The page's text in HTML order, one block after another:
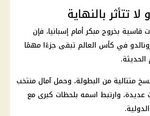
تتأثر بالنهاية
قاسية بخروج مبكر أمام إسبانيا، فإن
في كأس العالم تبقى جزءًا مهمًا
متتالية من البطولة، وحمل آمال منتخب
عديدة، وارتبط اسمه بلحظات كبرى مع